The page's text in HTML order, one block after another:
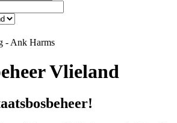
- Ank Harms
Vlieland